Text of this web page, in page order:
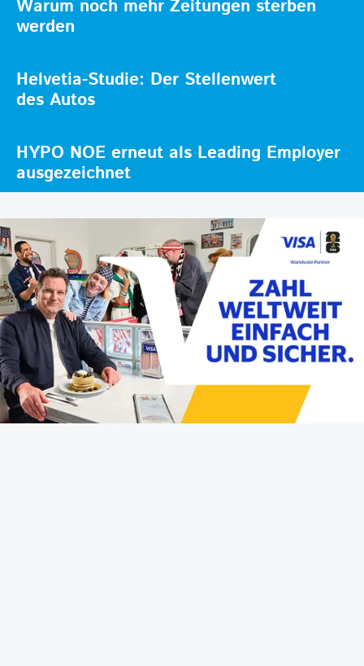
Warum noch mehr Zeitungen sterben
werden
Helvetia-Studie: Der Stellenwert
des Autos
HYPO NOE erneut als Leading Employer
ausgezeichnet